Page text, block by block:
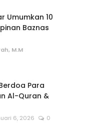
Umumkan 10
Baznas
M.M
Para
Al-Quran &
6, 2026 0